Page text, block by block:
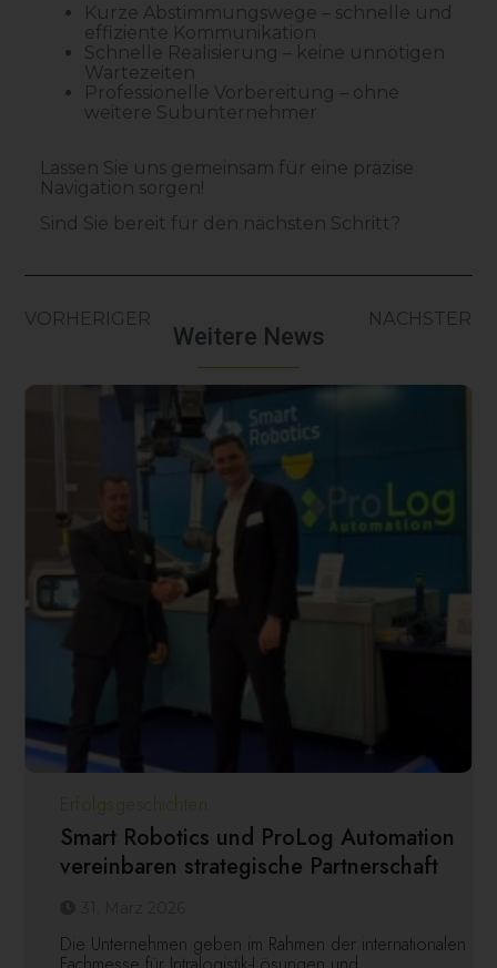
Kurze Abstimmungswege – schnelle und
effiziente Kommunikation
Schnelle Realisierung – keine unnötigen
Wartezeiten
Professionelle Vorbereitung – ohne
weitere Subunternehmer
Lassen Sie uns gemeinsam für eine präzise
Navigation sorgen!
Sind Sie bereit für den nächsten Schritt?
VORHERIGER NÄCHSTER
Weitere News
Erfolgsgeschichten
Smart Robotics und ProLog Automation
vereinbaren strategische Partnerschaft
Die Unternehmen geben im Rahmen der internationalen